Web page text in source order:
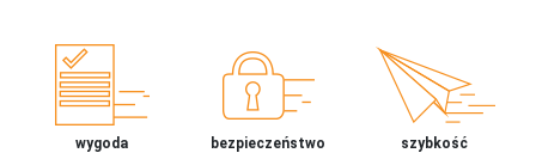
wygoda
bezpieczeństwo
szybkość